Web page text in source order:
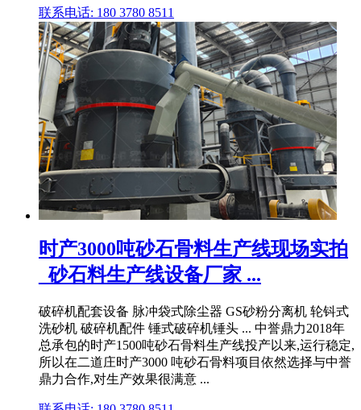
联系电话: 180 3780 8511
时产3000吨砂石骨料生产线现场实拍
_砂石料生产线设备厂家 ...
破碎机配套设备 脉冲袋式除尘器 GS砂粉分离机 轮钭式
洗砂机 破碎机配件 锤式破碎机锤头 ... 中誉鼎力2018年
总承包的时产1500吨砂石骨料生产线投产以来,运行稳定,
所以在二道庄时产3000 吨砂石骨料项目依然选择与中誉
鼎力合作,对生产效果很满意 ...